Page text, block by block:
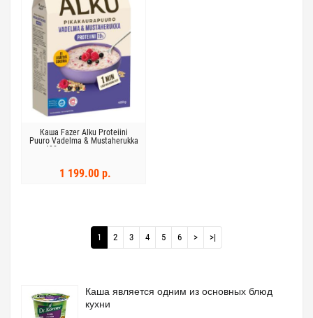
Каша Fazer Alku Proteiini
Puuro Vadelma & Mustaherukka
400г малина и черная
1 199.00 р.
1 2 3 4 5 6 > >|
Каша является одним из основных блюд
кухни